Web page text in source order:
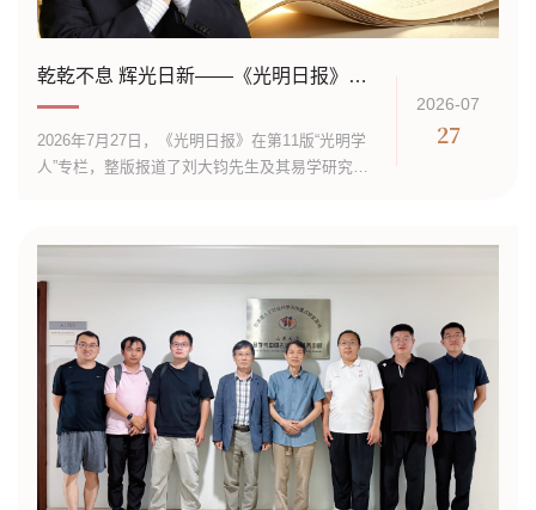
乾乾不息 辉光日新——《光明日报》整版报道刘大钧先生及其易学研究事业
2026年7月27日，《光明日报》在第11版“光明学
人”专栏，整版报道了刘大钧先生及其易学研究事
毕业后务工，1979年任教于山东大学哲学系。现
为中央文史研究馆资深馆员，山东大学终身教
授、易学与中国古代哲学研究中心主任，兼任
《周易研究》主编、中国周易学会终身荣誉会长
等职。著有《周易概论》《今、帛、竹书〈周
易〉综考》《弘易集》等...
2026-07
27